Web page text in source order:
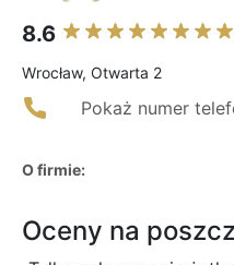
8.6
Wrocław, Otwarta 2
Pokaż numer
O firmie:
Oceny na